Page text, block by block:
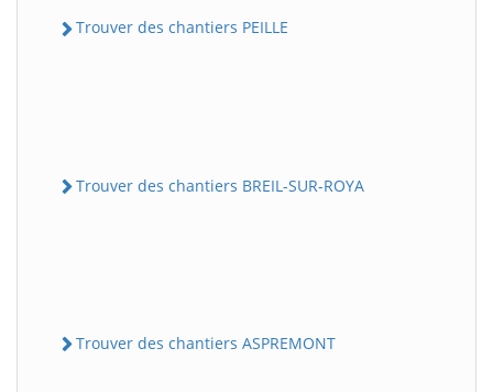
Trouver des chantiers PEILLE
Trouver des chantiers BREIL-SUR-ROYA
Trouver des chantiers ASPREMONT